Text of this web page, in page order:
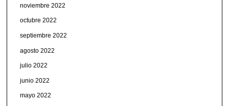
noviembre 2022
octubre 2022
septiembre 2022
agosto 2022
julio 2022
junio 2022
mayo 2022